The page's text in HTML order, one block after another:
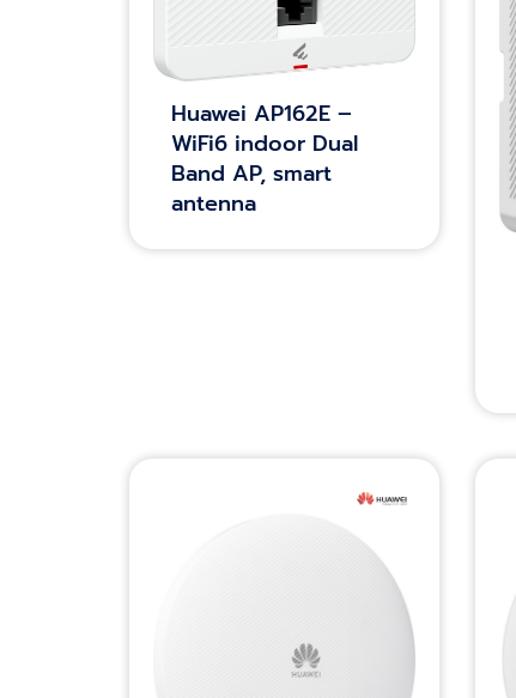
Huawei AP162E –
WiFi6 indoor Dual
Band AP, smart
antenna